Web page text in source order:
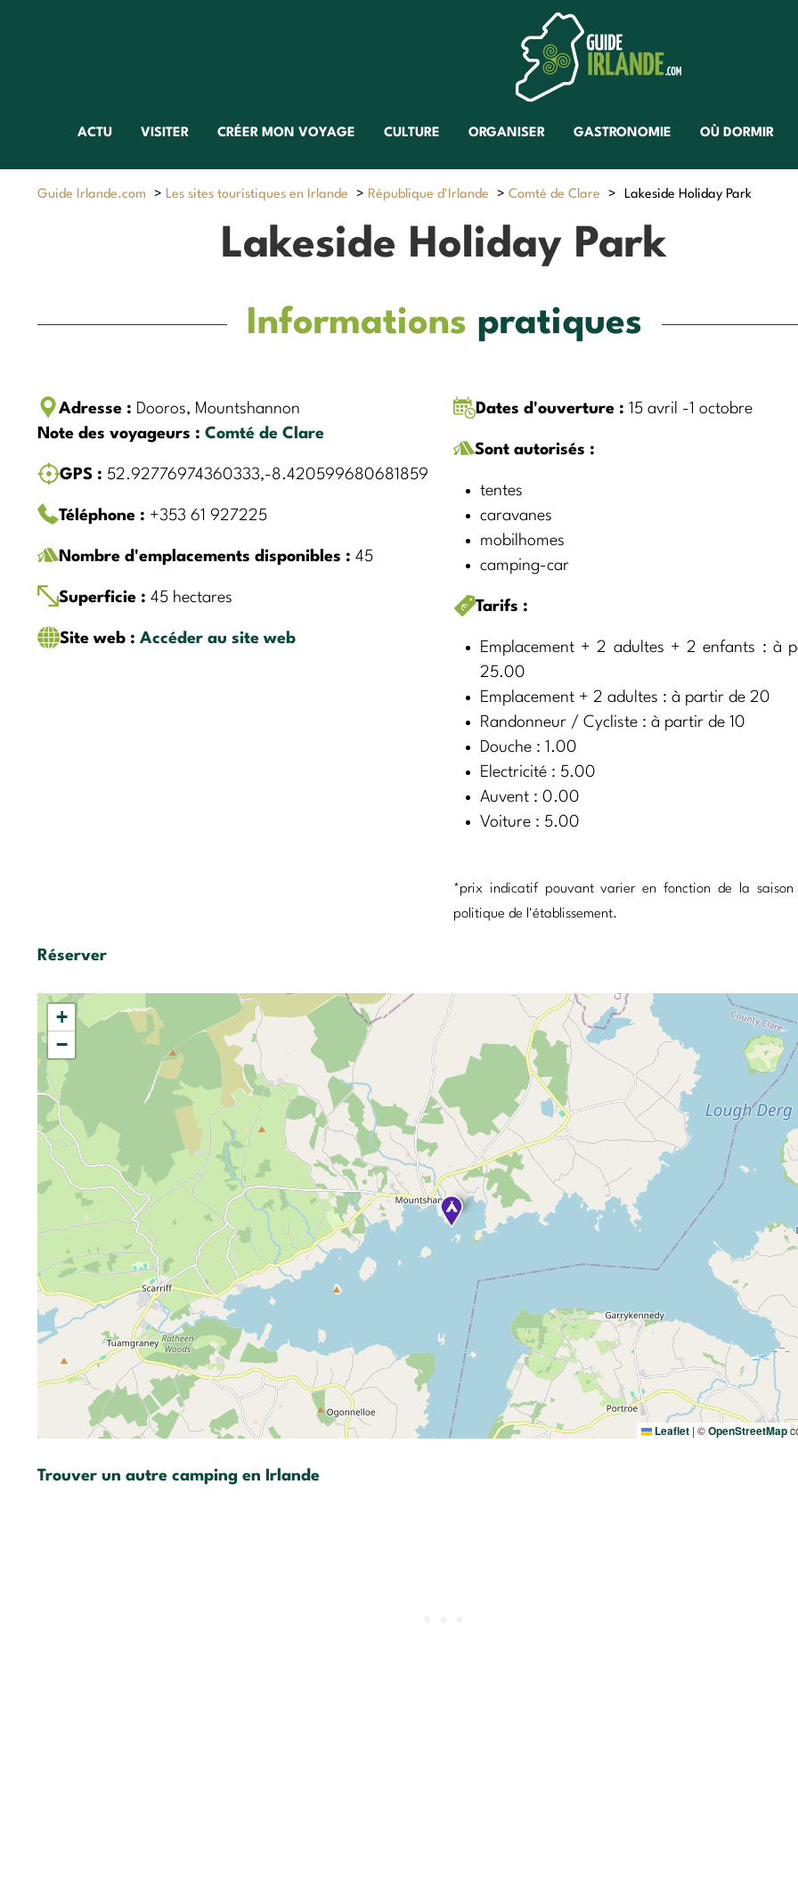
ACTU VISITER CRÉER MON VOYAGE CULTURE ORGANISER GASTRONOMIE OÙ DORMIR
Guide Irlande.com > Les sites touristiques en Irlande > République d'Irlande > Comté de Clare > Lakeside Holiday Park
Lakeside Holiday Park
Informations pratiques
Adresse : Dooros, Mountshannon
Note des voyageurs : Comté de Clare
GPS : 52.92776974360333,-8.420599680681859
Téléphone : +353 61 927225
Nombre d'emplacements disponibles : 45
Superficie : 45 hectares
Site web : Accéder au site web
Dates d'ouverture : 15 avril -1 octobre
Sont autorisés :
tentes
caravanes
mobilhomes
camping-car
Tarifs :
Emplacement + 2 adultes + 2 enfants : à
25.00
Emplacement + 2 adultes : à partir de 20
Randonneur / Cycliste : à partir de 10
Douche : 1.00
Electricité : 5.00
Auvent : 0.00
Voiture : 5.00
*prix indicatif pouvant varier en fonction de la
politique de l'établissement.
Réserver
+
−
Leaflet | ©OpenStreetMap
Trouver un autre camping en Irlande